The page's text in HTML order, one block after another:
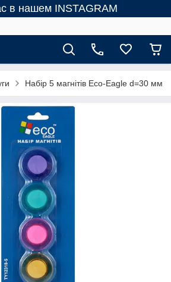
в нашем INSTAGRAM
Набір 5 магнітів Eco-Eagle d=30 мм